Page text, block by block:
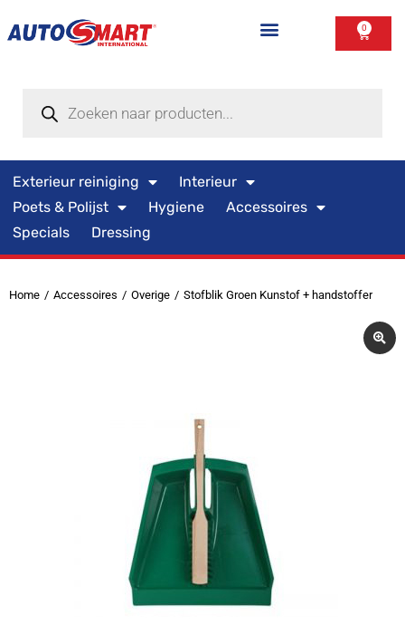
0
Exterieur reiniging
Interieur
Poets & Polijst
Hygiene
Accessoires
Specials
Dressing
Je bent hier:
Home Accessoires Overige Stofblik Groen Kunstof + handstoffer